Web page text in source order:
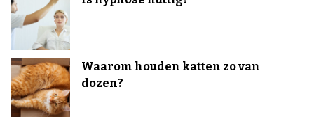
Waarom houden katten zo van
dozen?